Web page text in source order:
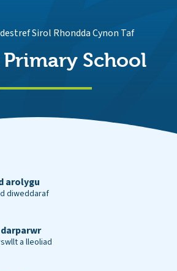
Sirol Rhondda Cynon Taf
School
arolygu
diweddaraf
a lleoliad